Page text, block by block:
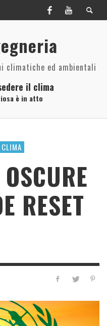
climatiche ed ambientali
il clima
è in atto
RESET